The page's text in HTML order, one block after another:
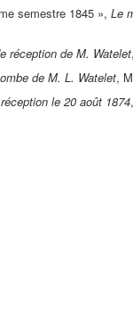
semestre 1845 », Le
réception de M. Watelet
de M. L. Watelet,
le 20 août 1874